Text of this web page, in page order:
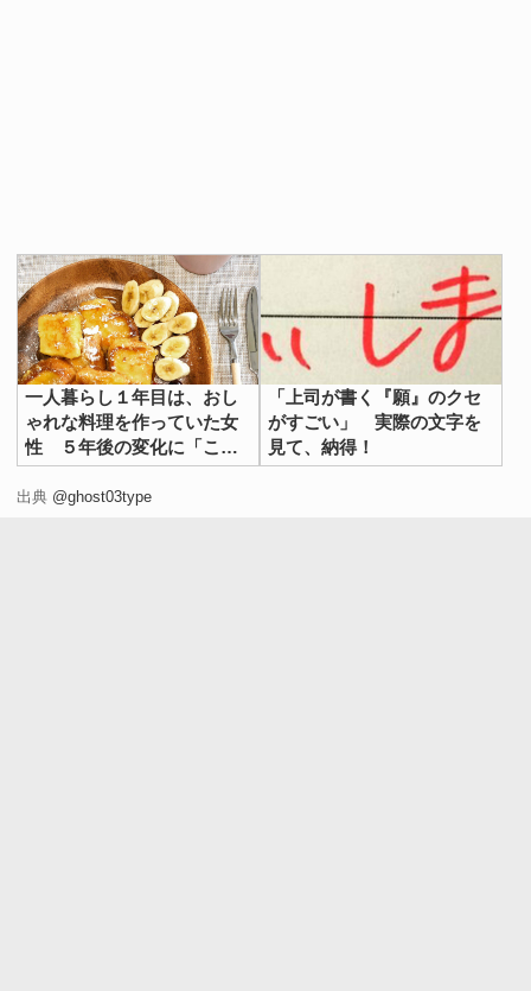
一人暮らし１年目は、おし
ゃれな料理を作っていた女
性 ５年後の変化に「これ
が現実か」
「上司が書く『願』のクセ
がすごい」 実際の文字を
見て、納得！
出典 @ghost03type